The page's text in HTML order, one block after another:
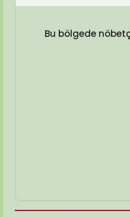
Bu bölgede